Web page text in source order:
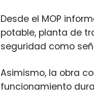
Desde el MOP
potable, planta de
seguridad como
Asimismo, la obra
funcionamiento